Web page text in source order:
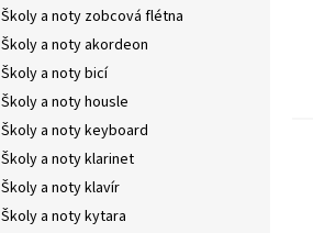
Školy a noty zobcová flétna
Školy a noty akordeon
Školy a noty bicí
Školy a noty housle
Školy a noty keyboard
Školy a noty klarinet
Školy a noty klavír
Školy a noty kytara